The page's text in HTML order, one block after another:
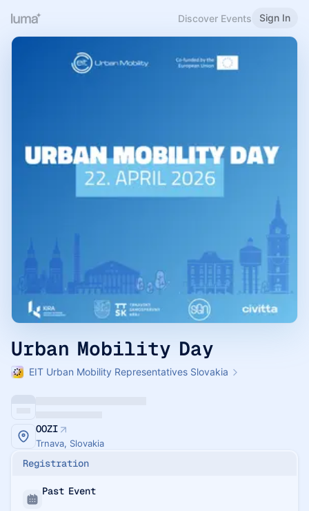
Discover Events Sign In
Urban Mobility Day
EIT Urban Mobility Representatives Slovakia
OOZI
Trnava, Slovakia
Registration
Past Event